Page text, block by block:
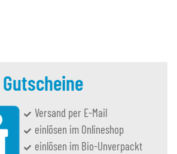
Gutscheine
Versand per E-Mail
einlösen im Onlineshop
einlösen im Bio-Unverpackt